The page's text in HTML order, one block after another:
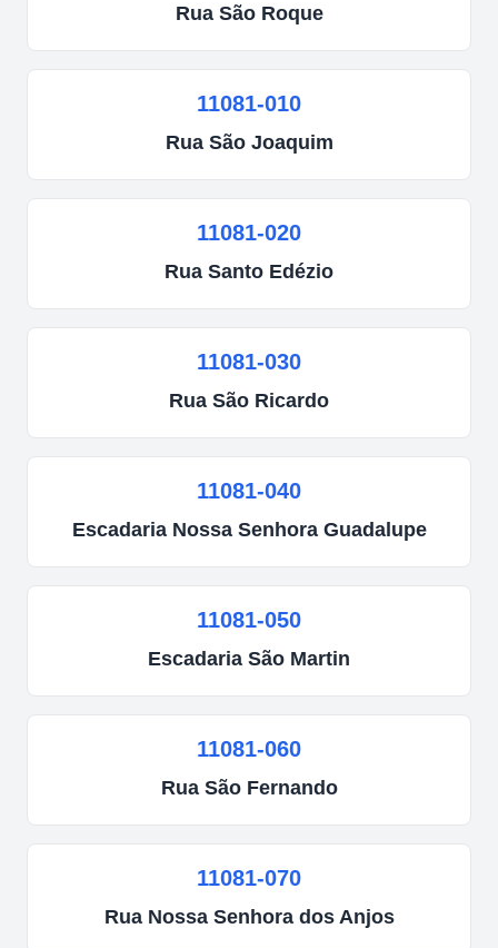
Rua São Roque
11081-010
Rua São Joaquim
11081-020
Rua Santo Edézio
11081-030
Rua São Ricardo
11081-040
Escadaria Nossa Senhora Guadalupe
11081-050
Escadaria São Martin
11081-060
Rua São Fernando
11081-070
Rua Nossa Senhora dos Anjos